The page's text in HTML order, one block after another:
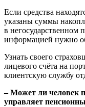
Если средства
указаны суммы
в негосударственном
информацией нужно
Узнать своего
лицевого счёта на
клиентскую службу
– Может ли человек
управляет